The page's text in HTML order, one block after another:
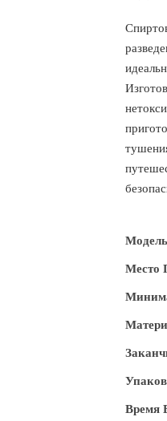
Место
Время